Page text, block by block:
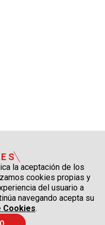
la aceptación de los
cookies propias y
del usuario a
navegando acepta su
Cookies.